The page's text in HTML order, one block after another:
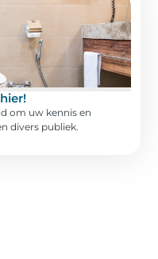
om uw kennis en
divers publiek.